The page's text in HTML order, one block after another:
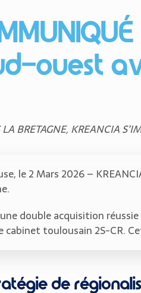
ouest
LA BRETAGNE, KREANCIA
le 2 Mars 2026 –
double acquisition
cabinet toulousain 2S-CR.
de